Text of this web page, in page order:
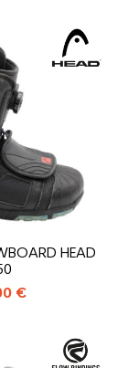
HEAD
€